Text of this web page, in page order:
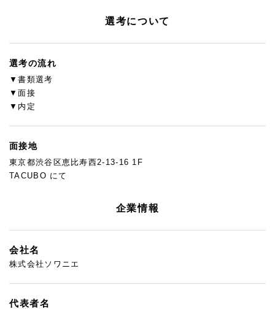
選考について
選考の流れ
▼書類選考
▼面接
▼内定
面接地
東京都渋谷区恵比寿西2-13-16 1F
TACUBO にて
企業情報
会社名
株式会社ソワニエ
代表者名